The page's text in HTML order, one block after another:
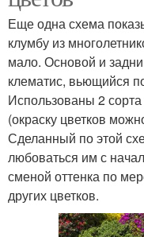
Еще одна схема
клумбу из
мало. Основой и
клематис, вьющийся
Использованы 2
(окраску цветков
Сделанный по этой
любоваться им с
сменой оттенка по
других цветков.